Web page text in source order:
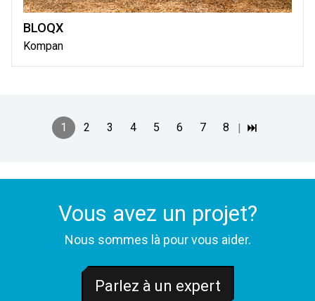
BLOQX
Kompan
1 2 3 4 5 6 7 8 |
Vous avez un projet?
Nous sommes là pour vous aider.
Parlez à un expert